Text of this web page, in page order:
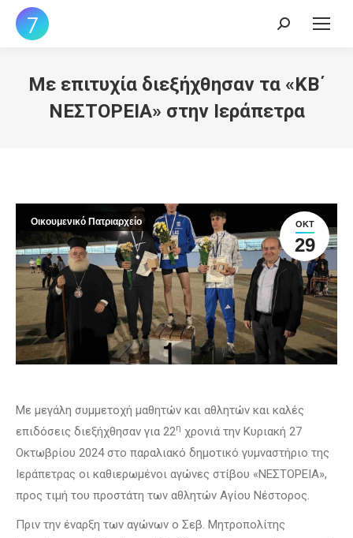
Search:
Με επιτυχία διεξήχθησαν τα «ΚΒ΄
ΝΕΣΤΟΡΕΙΑ» στην Ιεράπετρα
ΟΚΤ
29
Οικουμενικό Πατριαρχείο
Με μεγάλη συμμετοχή μαθητών και αθλητών και καλές
επιδόσεις διεξήχθησαν για 22η χρονιά την Kυριακή 27
Οκτωβρίου 2024 στο παραλιακό δημοτικό γυμναστήριο της
Ιεράπετρας οι καθιερωμένοι αγώνες στίβου «ΝΕΣΤΟΡΕΙΑ»,
προς τιμή του προστάτη των αθλητών Αγίου Νέστορος.
Πριν την έναρξη των αγώνων ο Σεβ. Μητροπολίτης